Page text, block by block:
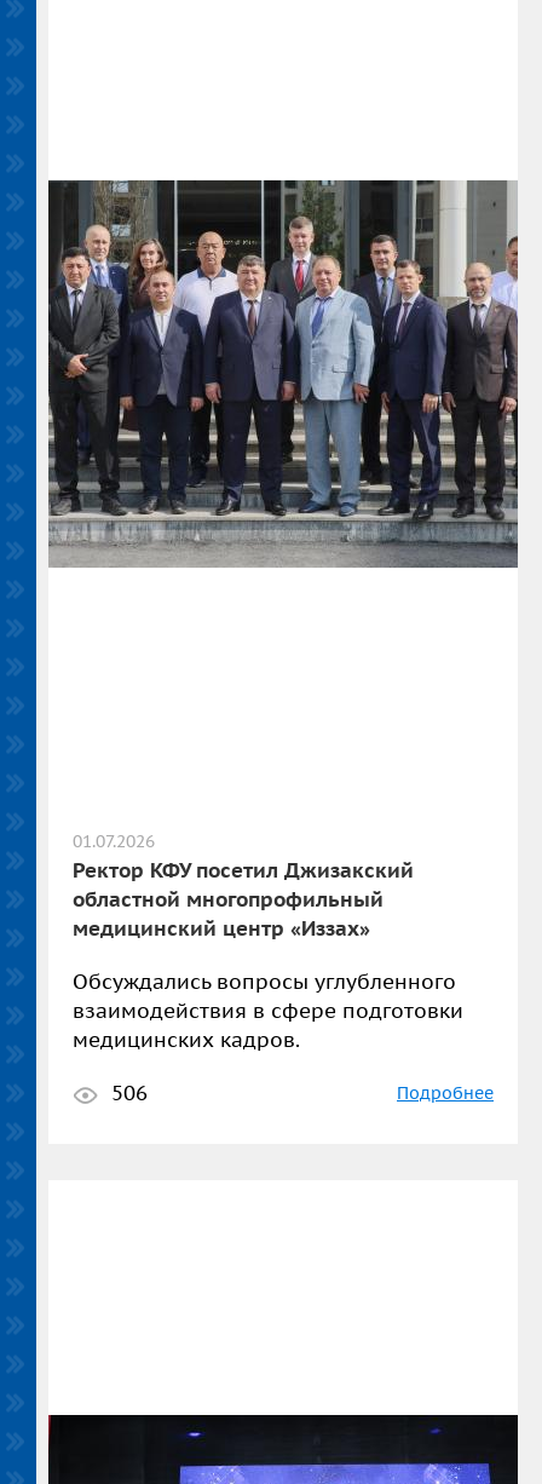
01.07.2026
Ректор КФУ посетил Джизакский
областной многопрофильный
медицинский центр «Иззах»
Обсуждались вопросы углубленного
взаимодействия в сфере подготовки
медицинских кадров.
506
Подробнее